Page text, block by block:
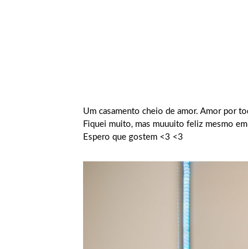
Um casamento cheio de amor. Amor por
Fiquei muito, mas muuuito feliz mesmo
Espero que gostem <3 <3